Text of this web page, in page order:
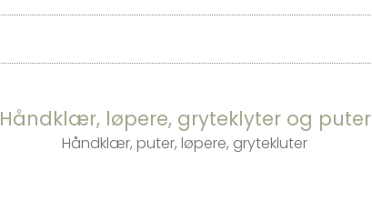
Håndklær, løpere, gryteklyter og puter
Håndklær, puter, løpere, grytekluter